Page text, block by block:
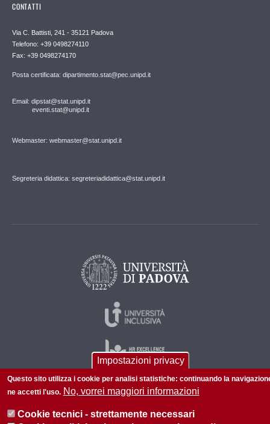
CONTATTI
Via C. Battisti, 241 - 35121 Padova
Telefono: +39 0498274110
Fax: +39 0498274170
Posta certificata: dipartimento.stat@pec.unipd.it
Email: dipstat@stat.unipd.it
eventi.stat@unipd.it
Webmaster: webmaster@stat.unipd.it
Segreteria didattica: segreteriadidattica@stat.unipd.it
P.I. 00742430283 C.F. 80006480281
Impostazioni privacy
Questo sito utilizza i cookie per analisi statistiche: continuando la
ne accetti l'uso. No, vorrei maggiori informazioni
Cookie tecnici - strettamente necessari